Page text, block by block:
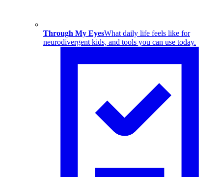
Through My EyesWhat daily life feels like for
neurodivergent kids, and tools you can use today.